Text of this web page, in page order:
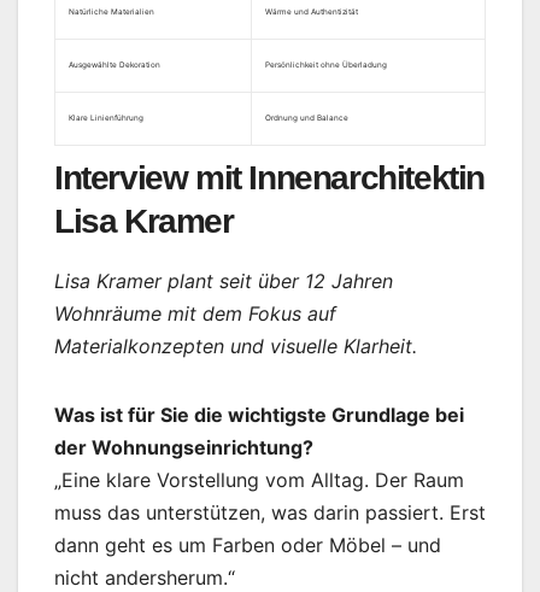
Natürliche Materialien Wärme und Authentizität
Ausgewählte Dekoration Persönlichkeit ohne Überladung
Klare Linienführung Ordnung und Balance
Interview mit Innenarchitektin
Lisa Kramer
Lisa Kramer plant seit über 12 Jahren
Wohnräume mit dem Fokus auf
Materialkonzepten und visuelle Klarheit.
Was ist für Sie die wichtigste Grundlage bei
der Wohnungseinrichtung?
„Eine klare Vorstellung vom Alltag. Der Raum
muss das unterstützen, was darin passiert. Erst
dann geht es um Farben oder Möbel – und
nicht andersherum.“